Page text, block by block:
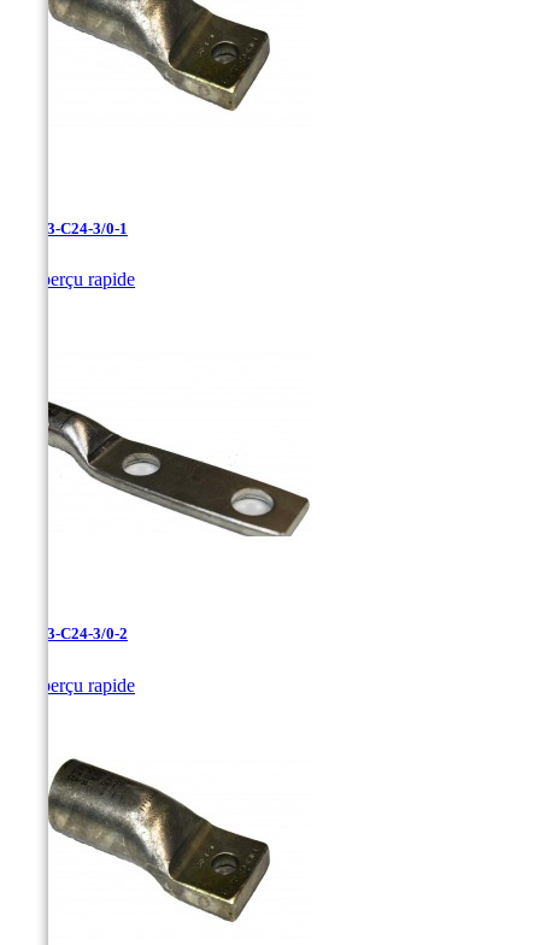
LAN-3-C24-3/0-1
Aperçu rapide
LAN-3-C24-3/0-2
Aperçu rapide